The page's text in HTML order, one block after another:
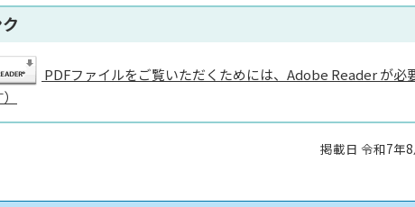
PDFファイルをご覧いただくためには、Adobe Reader が必
掲載日 令和7年